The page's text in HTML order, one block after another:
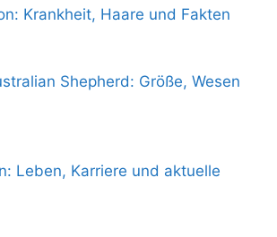
Krankheit, Haare und Fakten
Shepherd: Größe, Wesen
Leben, Karriere und aktuelle